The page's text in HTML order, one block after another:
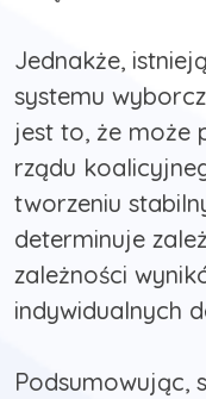
Jednakże,
systemu
jest to, że może
rządu
tworzeniu
determinuje
zależności
indywidualnych
Podsumowując,